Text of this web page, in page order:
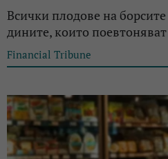
Всички плодове на
дините, които
Financial Tribune